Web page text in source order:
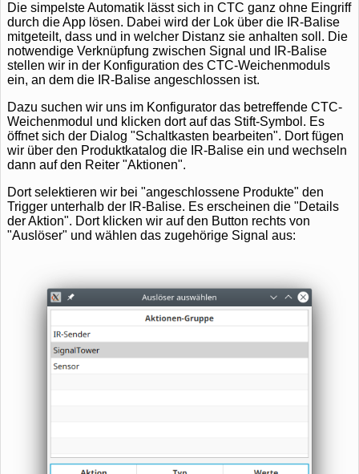
Die simpelste Automatik lässt sich in CTC ganz ohne Eingriff
durch die App lösen. Dabei wird der Lok über die IR-Balise
mitgeteilt, dass und in welcher Distanz sie anhalten soll. Die
notwendige Verknüpfung zwischen Signal und IR-Balise
stellen wir in der Konfiguration des CTC-Weichenmoduls
ein, an dem die IR-Balise angeschlossen ist.
Dazu suchen wir uns im Konfigurator das betreffende CTC-
Weichenmodul und klicken dort auf das Stift-Symbol. Es
öffnet sich der Dialog "Schaltkasten bearbeiten". Dort fügen
wir über den Produktkatalog die IR-Balise ein und wechseln
dann auf den Reiter "Aktionen".
Dort selektieren wir bei "angeschlossene Produkte" den
Trigger unterhalb der IR-Balise. Es erscheinen die "Details
der Aktion". Dort klicken wir auf den Button rechts von
"Auslöser" und wählen das zugehörige Signal aus: